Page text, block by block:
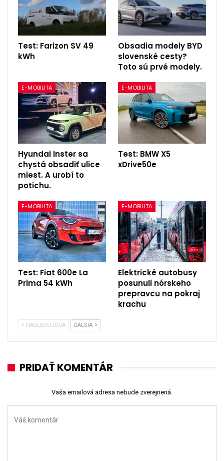
Test: Farizon SV 49
kWh
Obsadia modely BYD
slovenské cesty?
Toto sú prvé modely.
E-MOBILITA
Hyundai Inster sa
chystá obsadiť ulice
miest. A urobí to
potichu.
E-MOBILITA
Test: BMW X5
xDrive50e
E-MOBILITA
Test: Fiat 600e La
Prima 54 kWh
E-MOBILITA
Elektrické autobusy
posunuli nórskeho
prepravcu na pokraj
krachu
NÁSLEDUJÚCA ĎALŠIA
PRIDAŤ KOMENTÁR
Vaša emailová adresa nebude zverejnená.